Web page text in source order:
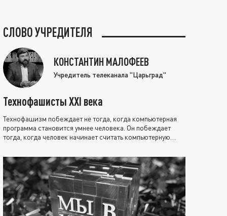
СЛОВО УЧРЕДИТЕЛЯ
КОНСТАНТИН МАЛОФЕЕВ
Учредитель телеканала "Царьград"
Технофашисты XXI века
Технофашизм побеждает не тогда, когда компьютерная
программа становится умнее человека. Он побеждает
тогда, когда человек начинает считать компьютерную